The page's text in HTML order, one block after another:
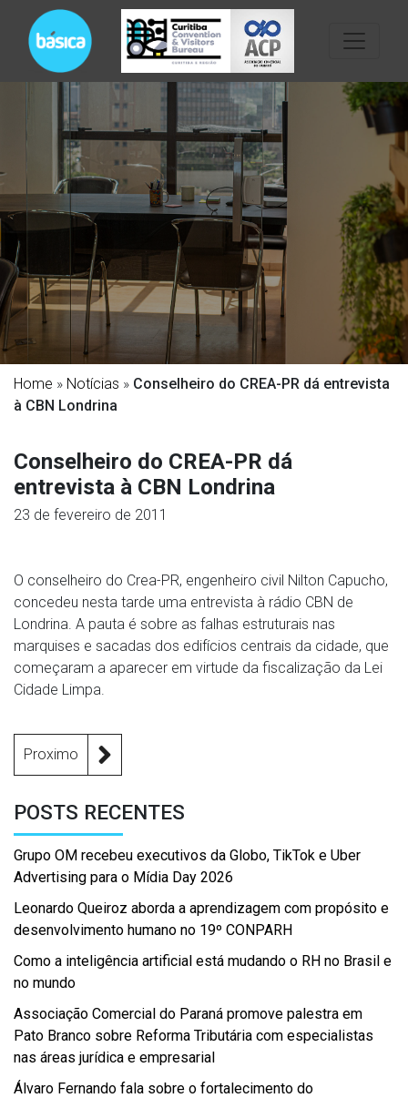
Home » Notícias » Conselheiro do CREA-PR dá entrevista
à CBN Londrina
Conselheiro do CREA-PR dá
entrevista à CBN Londrina
23 de fevereiro de 2011
O conselheiro do Crea-PR, engenheiro civil Nilton Capucho,
concedeu nesta tarde uma entrevista à rádio CBN de
Londrina. A pauta é sobre as falhas estruturais nas
marquises e sacadas dos edifícios centrais da cidade, que
começaram a aparecer em virtude da fiscalização da Lei
Cidade Limpa.
Proximo
POSTS RECENTES
Grupo OM recebeu executivos da Globo, TikTok e Uber
Advertising para o Mídia Day 2026
Leonardo Queiroz aborda a aprendizagem com propósito e
desenvolvimento humano no 19º CONPARH
Como a inteligência artificial está mudando o RH no Brasil e
no mundo
Associação Comercial do Paraná promove palestra em
Pato Branco sobre Reforma Tributária com especialistas
nas áreas jurídica e empresarial
Álvaro Fernando fala sobre o fortalecimento do